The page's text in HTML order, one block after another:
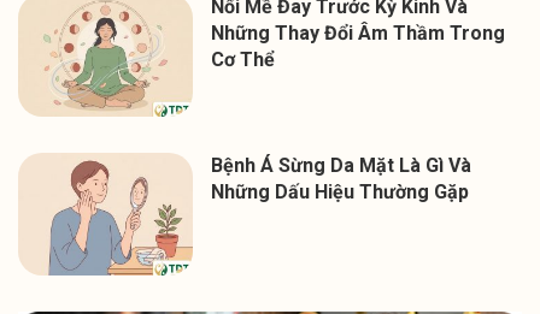
Nổi Mề Đay Trước Kỳ Kinh Và
Những Thay Đổi Âm Thầm Trong
Cơ Thể
Bệnh Á Sừng Da Mặt Là Gì Và
Những Dấu Hiệu Thường Gặp